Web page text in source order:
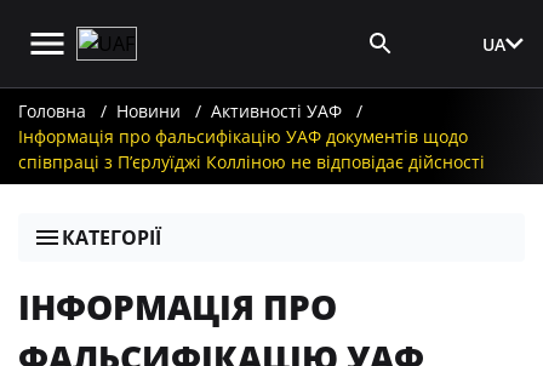
UA
Головна Новини
Активності УАФ
Інформація про фальсифікацію УАФ документів щодо
співпраці з П’єрлуїджі Колліною не відповідає дійсності
КАТЕГОРІЇ
ІНФОРМАЦІЯ ПРО